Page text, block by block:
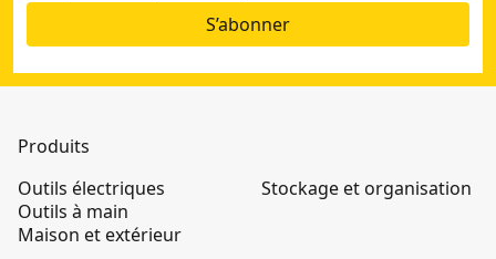
S’abonner
Produits
Outils électriques
Outils à main
Maison et extérieur
Stockage et organisation